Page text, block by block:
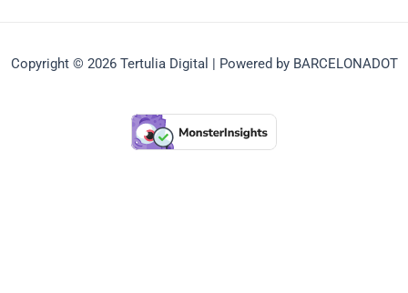
Copyright © 2026 Tertulia Digital | Powered by BARCELONADOT